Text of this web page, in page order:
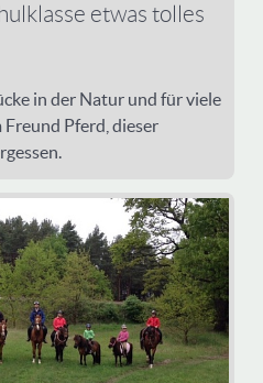
etwas tolles
in der Natur und für viele
Pferd, dieser